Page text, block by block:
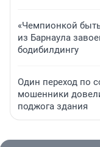
«Чемпионкой
из Барнаула
бодибилдингу
Один переход по
мошенники
поджога здания